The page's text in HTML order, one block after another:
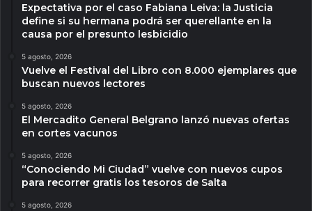
Expectativa por el caso Fabiana Leiva: la Justicia
define si su hermana podrá ser querellante en la
causa por el presunto lesbicidio
5 agosto, 2026
Vuelve el Festival del Libro con 8.000 ejemplares que
buscan nuevos lectores
5 agosto, 2026
El Mercadito General Belgrano lanzó nuevas ofertas
en cortes vacunos
5 agosto, 2026
“Conociendo Mi Ciudad” vuelve con nuevos cupos
para recorrer gratis los tesoros de Salta
5 agosto, 2026